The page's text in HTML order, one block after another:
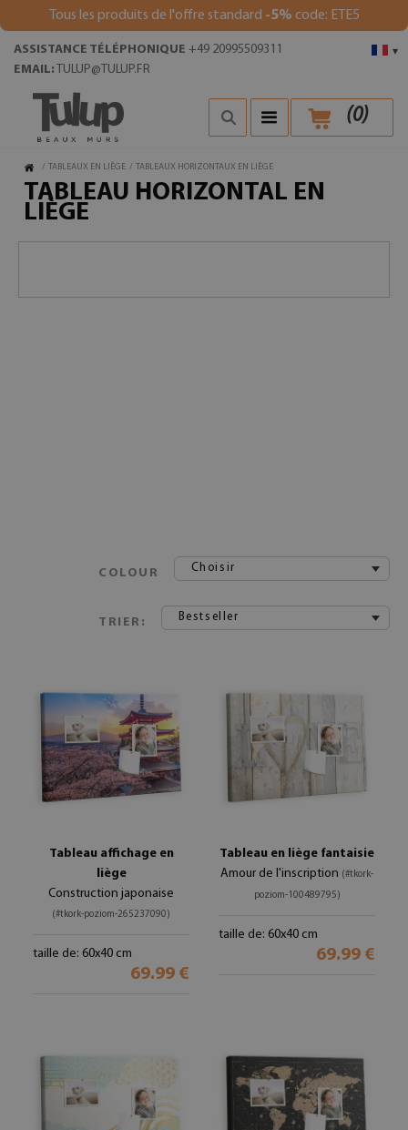
Tous les produits de l'offre standard -5% code: ETE5
▾
ASSISTANCE TÉLÉPHONIQUE +49 20995509311
EMAIL: TULUP@TULUP.FR
(0)
/ TABLEAUX EN LIÈGE / TABLEAUX HORIZONTAUX EN LIÈGE
TABLEAU HORIZONTAL EN
LIÈGE
COLOUR Choisir
TRIER: Bestseller
Tableau affichage en
liège
Construction japonaise
(#tkork-poziom-265237090)
taille de: 60x40 cm
69.99 €
Tableau en liège fantaisie
Amour de l'inscription (#tkork-
poziom-100489795)
taille de: 60x40 cm
69.99 €